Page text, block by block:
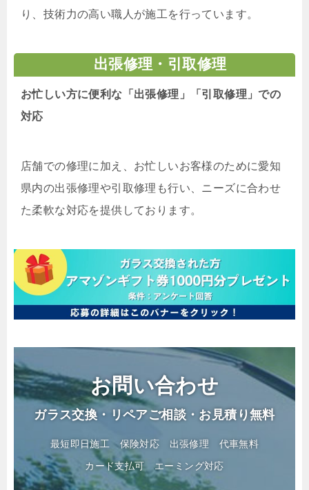
り、技術力の高い職人が施工を行っています。
出張修理・引取修理
お忙しい方に便利な「出張修理」「引取修理」での
対応
店舗での修理に加え、お忙しいお客様のために愛知
県内の出張修理や引取修理も行い、ニーズに合わせ
た柔軟な対応を提供しております。
お問い合わせ
ガラス交換・リペアご相談・お見積り無料
最短即日施工 保険対応 出張修理
代車無料
カード支払可
エーミング対応